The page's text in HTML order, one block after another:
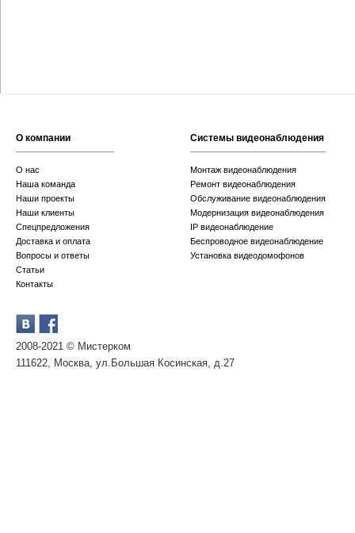
О компании
О нас
Наша команда
Наши проекты
Наши клиенты
Спецпредложения
Доставка и оплата
Вопросы и ответы
Статьи
Контакты
2008-2021 © Мистерком
111622, Москва, ул.Большая Косинская, д.27
Системы видеонаблюдения
Монтаж видеонаблюдения
Ремонт видеонаблюдения
Обслуживание видеонаблюдения
Модернизация видеонаблюдения
IP видеонаблюдение
Беспроводное видеонаблюдение
Установка видеодомофонов